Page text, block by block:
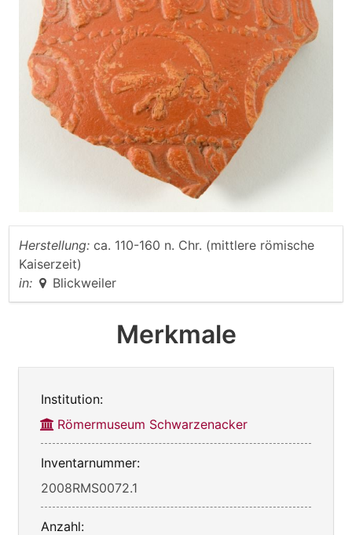
Herstellung: ca. 110-160 n. Chr. (mittlere römische
Kaiserzeit)
in:
Blickweiler
Merkmale
Institution:
Römermuseum Schwarzenacker
Inventarnummer:
2008RMS0072.1
Anzahl: